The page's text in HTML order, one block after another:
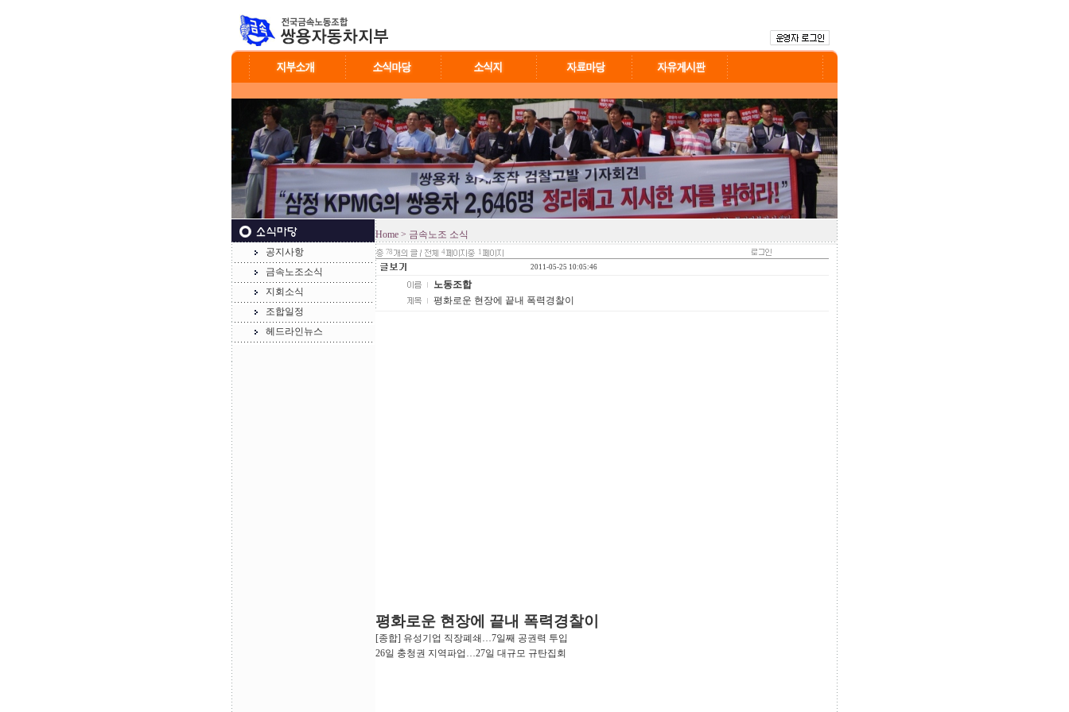
공지사항
금속노조소식
지회소식
조합일정
헤드라인뉴스
Home > 금속노조 소식
78 4
1
2011-05-25 10:05:46
노동조합
평화로운 현장에 끝내 폭력경찰이
평화로운 현장에 끝내 폭력경찰이
[종합] 유성기업 직장폐쇄…7일째 공권력 투입
26일 충청권 지역파업…27일 대규모 규탄집회